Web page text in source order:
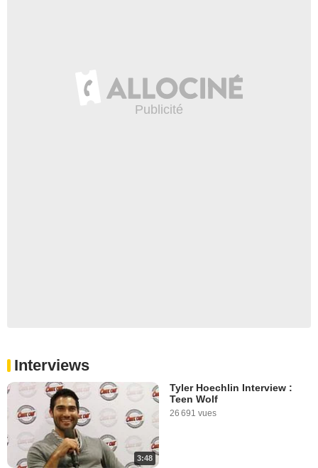
Interviews
3:48
Tyler Hoechlin Interview :
Teen Wolf
26 691 vues